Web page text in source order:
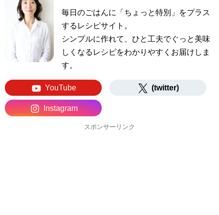
毎日のごはんに「ちょっと特別」をプラス
するレシピサイト。
シンプルに作れて、ひと工夫でぐっと美味
しくなるレシピをわかりやすくお届けしま
す。
YouTube (twitter)
Instagram
スポンサーリンク